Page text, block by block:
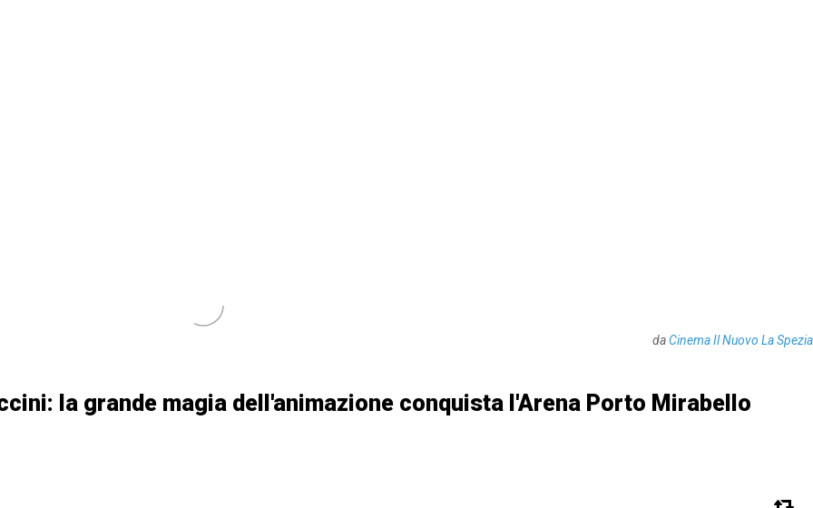
daCinema Il Nuovo La Spezia
la grande magia dell'animazione conquista l'Arena Porto Mirabello